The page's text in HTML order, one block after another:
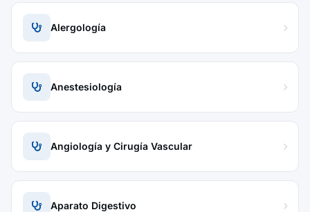
Alergología
Anestesiología
Angiología y Cirugía Vascular
Aparato Digestivo